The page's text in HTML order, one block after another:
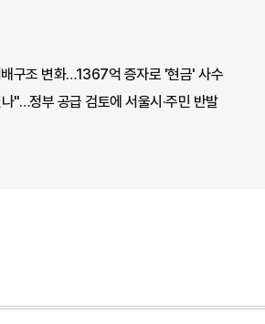
구조 변화…1367억 증자로 '현금' 사수
"…정부 공급 검토에 서울시·주민 반발